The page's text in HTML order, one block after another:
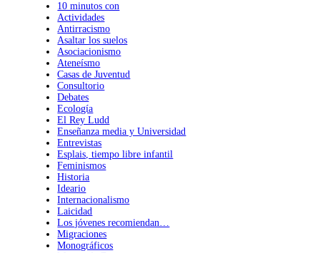
10 minutos con
Actividades
Antirracismo
Asaltar los suelos
Asociacionismo
Ateneísmo
Casas de Juventud
Consultorio
Debates
Ecología
El Rey Ludd
Enseñanza media y Universidad
Entrevistas
Esplais, tiempo libre infantil
Feminismos
Historia
Ideario
Internacionalismo
Laicidad
Los jóvenes recomiendan…
Migraciones
Monográficos